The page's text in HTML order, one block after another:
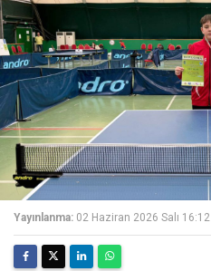
Yayınlanma: 02 Haziran 2026 Salı 16:12